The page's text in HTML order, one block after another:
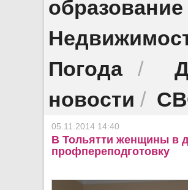
образование
Погода/
новости /
05.11.2014 14:40
В Тольятти женщины в
профпереподготовку